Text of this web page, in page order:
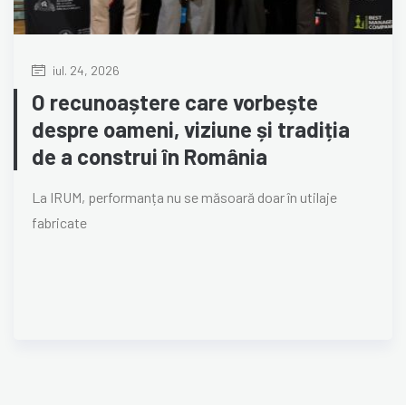
iul. 24, 2026
O recunoaștere care vorbește
despre oameni, viziune și tradiția
de a construi în România
La IRUM, performanța nu se măsoară doar în utilaje
fabricate